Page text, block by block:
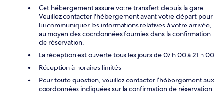
Cet hébergement assure votre transfert depuis la gare.
Veuillez contacter l'hébergement avant votre départ pour
lui communiquer les informations relatives à votre arrivée,
au moyen des coordonnées fournies dans la confirmation
de réservation.
La réception est ouverte tous les jours de 07 h 00 à 21 h 00
Réception à horaires limités
Pour toute question, veuillez contacter l’hébergement aux
coordonnées indiquées sur la confirmation de réservation.